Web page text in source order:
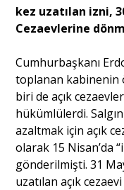
kez uzatılan izni,
Cezaevlerine
Cumhurbaşkanı
toplanan kabinenin
biri de açık
hükümlülerdi.
azaltmak için açık
olarak 15 Nisan’da
gönderilmişti. 31
uzatılan açık